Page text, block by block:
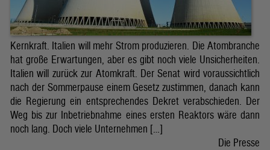
Kernkraft. Italien will mehr Strom produzieren. Die Atombranche
hat große Erwartungen, aber es gibt noch viele Unsicherheiten.
Italien will zurück zur Atomkraft. Der Senat wird voraussichtlich
nach der Sommerpause einem Gesetz zustimmen, danach kann
die Regierung ein entsprechendes Dekret verabschieden. Der
Weg bis zur Inbetriebnahme eines ersten Reaktors wäre dann
noch lang. Doch viele Unternehmen […]
Die Presse